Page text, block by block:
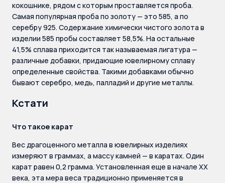
кокошнике, рядом с которым проставляется проба.
Самая популярная проба по золоту — это 585, а по
серебру 925. Содержание химически чистого золота в
изделии 585 пробы составляет 58,5%. На остальные
41,5% сплава приходится так называемая лигатура —
различные добавки, придающие ювелирному сплаву
определенные свойства. Такими добавками обычно
бывают серебро, медь, палладий и другие металлы.
Кстати
Что такое карат
Вес драгоценного металла в ювелирных изделиях
измеряют в граммах, а массу камней — в каратах. Один
карат равен 0,2 грамма. Установленная еще в начале XX
века, эта мера веса традиционно применяется в